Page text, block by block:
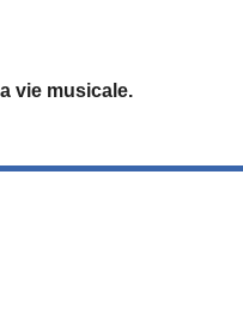
vie musicale.